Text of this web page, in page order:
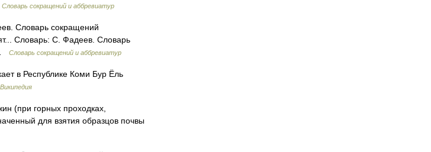
Словарь сокращений и аббревиатур
Словарь сокращений
Словарь: С. Фадеев. Словарь
Словарь сокращений и аббревиатур
в Республике Коми Бур Ёль
Википедия
(при горных проходках,
для взятия образцов почвы